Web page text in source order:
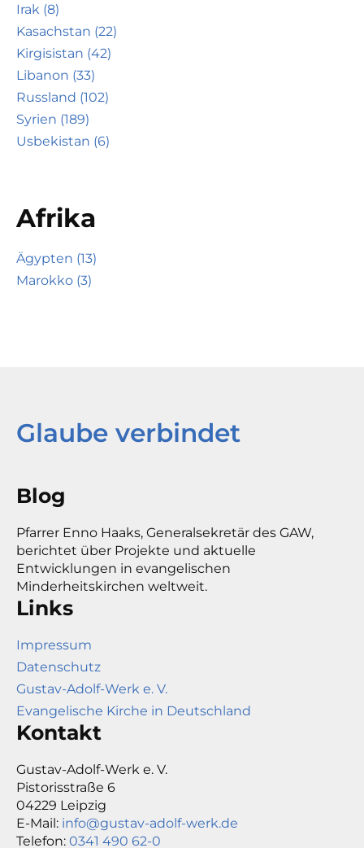
Irak (8)
Kasachstan (22)
Kirgisistan (42)
Libanon (33)
Russland (102)
Syrien (189)
Usbekistan (6)
Afrika
Ägypten (13)
Marokko (3)
Glaube verbindet
Blog
Pfarrer Enno Haaks, Generalsekretär des GAW,
berichtet über Projekte und aktuelle
Entwicklungen in evangelischen
Minderheitskirchen weltweit.
Links
Impressum
Datenschutz
Gustav-Adolf-Werk e. V.
Evangelische Kirche in Deutschland
Kontakt
Gustav-Adolf-Werk e. V.
Pistorisstraße 6
04229 Leipzig
E-Mail: info@gustav-adolf-werk.de
Telefon: 0341 490 62-0